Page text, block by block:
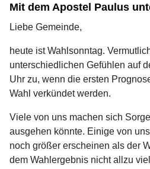
Mit dem Apostel Paulus
Liebe Gemeinde,
heute ist Wahlsonntag.
unterschiedlichen Gefühlen auf
Uhr zu, wenn die ersten
Wahl verkündet werden.
Viele von uns machen sich
ausgehen könnte. Einige von
noch größer erscheinen als der
dem Wahlergebnis nicht allzu